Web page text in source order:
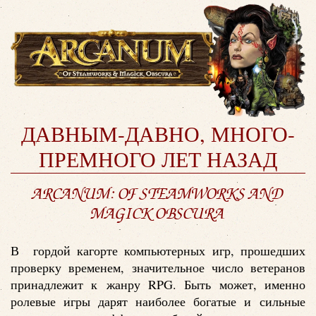
ДАВНЫМ-ДАВНО, МНОГО-
ПРЕМНОГО ЛЕТ НАЗАД
ARCANUM: OF STEAMWORKS AND
MAGICK OBSCURA
В гордой кагорте компьютерных игр, прошедших
проверку временем, значительное число ветеранов
принадлежит к жанру RPG. Быть может, именно
ролевые игры дарят наиболее богатые и сильные